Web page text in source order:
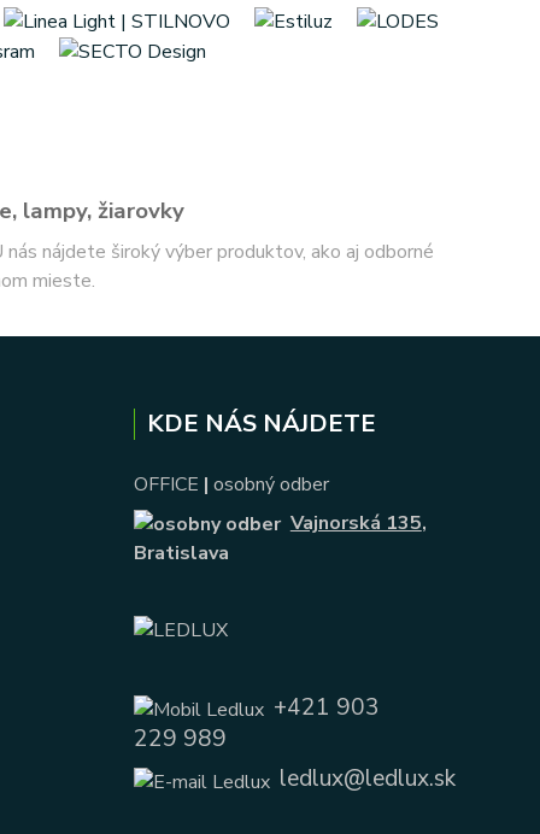
lampy, žiarovky
nájdete široký výber produktov, ako aj odborné
mieste.
KDE NÁS NÁJDETE
OFFICE | osobný odber
Vajnorská 135,
Bratislava
+421 903
229 989
ledlux@ledlux.sk